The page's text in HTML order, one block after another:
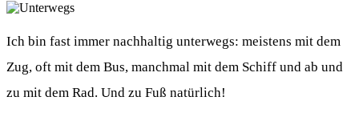
Ich bin fast immer nachhaltig unterwegs: meistens mit dem
Zug, oft mit dem Bus, manchmal mit dem Schiff und ab und
zu mit dem Rad. Und zu Fuß natürlich!